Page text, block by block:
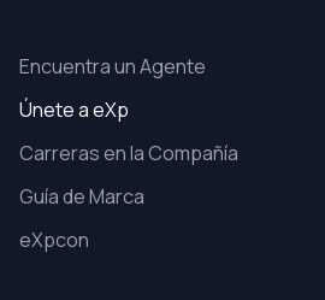
Encuentra un Agente
Únete a eXp
Carreras en la Compañía
Guía de Marca
eXpcon